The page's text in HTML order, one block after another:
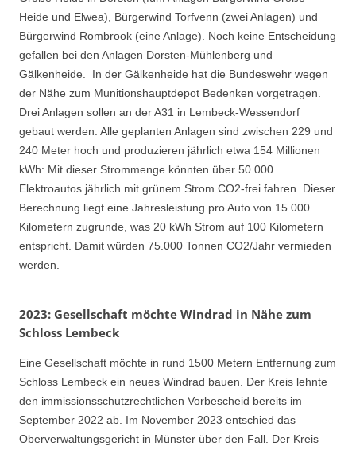
Heide und Elwea), Bürgerwind Torfvenn (zwei Anlagen) und
Bürgerwind Rombrook (eine Anlage). Noch keine Entscheidung
gefallen bei den Anlagen Dorsten-Mühlenberg und
Gälkenheide. In der Gälkenheide hat die Bundeswehr wegen
der Nähe zum Munitionshauptdepot Bedenken vorgetragen.
Drei Anlagen sollen an der A31 in Lembeck-Wessendorf
gebaut werden. Alle geplanten Anlagen sind zwischen 229 und
240 Meter hoch und produzieren jährlich etwa 154 Millionen
kWh: Mit dieser Strommenge könnten über 50.000
Elektroautos jährlich mit grünem Strom CO2-frei fahren. Dieser
Berechnung liegt eine Jahresleistung pro Auto von 15.000
Kilometern zugrunde, was 20 kWh Strom auf 100 Kilometern
entspricht. Damit würden 75.000 Tonnen CO2/Jahr vermieden
werden.
2023: Gesellschaft möchte Windrad in Nähe zum
Schloss Lembeck
Eine Gesellschaft möchte in rund 1500 Metern Entfernung zum
Schloss Lembeck ein neues Windrad bauen. Der Kreis lehnte
den immissionsschutzrechtlichen Vorbescheid bereits im
September 2022 ab. Im November 2023 entschied das
Oberverwaltungsgericht in Münster über den Fall. Der Kreis